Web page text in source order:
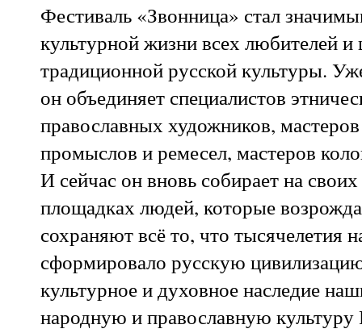
Фестиваль «Звонница» стал
культурной жизни всех любителей и
традиционной русской культуры.
он объединяет специалистов
православных художников,
промыслов и ремесел, мастеров
И сейчас он вновь собирает на
площадках людей, которые
сохраняют всё то, что тысячелетия
сформировало русскую
культурное и духовное наследие
народную и православную культуру